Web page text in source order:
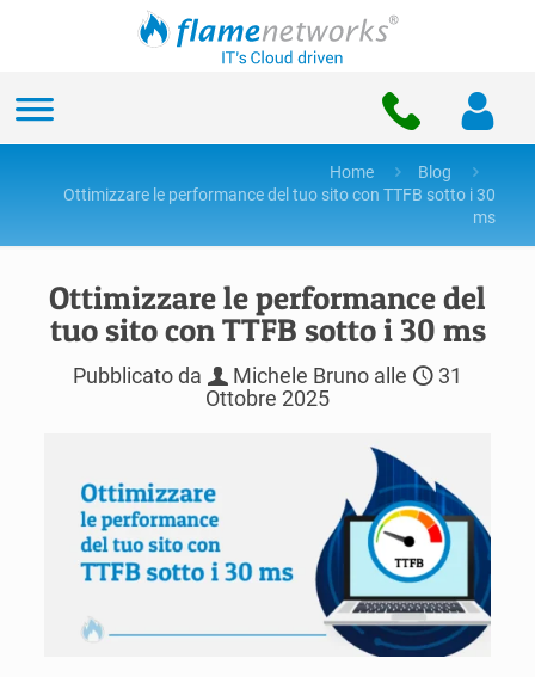
Home
Blog
Ottimizzare le performance del tuo sito con TTFB sotto i 30
ms
Ottimizzare le performance del
tuo sito con TTFB sotto i 30 ms
Pubblicato da Michele Bruno alle
31
Ottobre 2025